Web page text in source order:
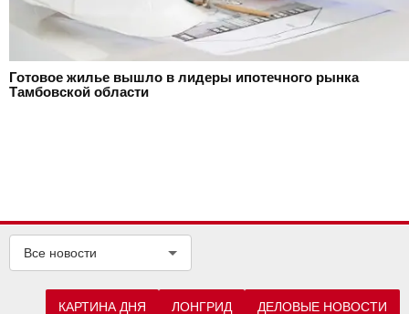
Готовое жилье вышло в лидеры ипотечного рынка
Тамбовской области
Все новости
КАРТИНА ДНЯ ЛОНГРИД ДЕЛОВЫЕ НОВОСТИ